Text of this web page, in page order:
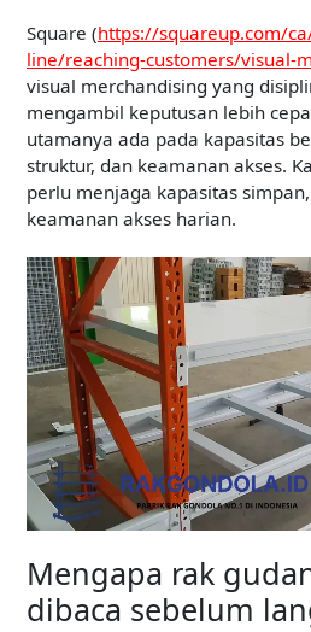
Square (https://squareup.com/
line/reaching-customers/visual-
visual merchandising yang
mengambil keputusan lebih
utamanya ada pada kapasitas
struktur, dan keamanan akses.
perlu menjaga kapasitas
keamanan akses harian.
Mengapa rak
dibaca sebelum